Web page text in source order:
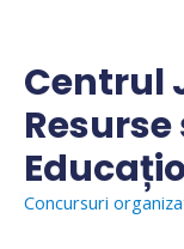
contentCentrul
Concursuri